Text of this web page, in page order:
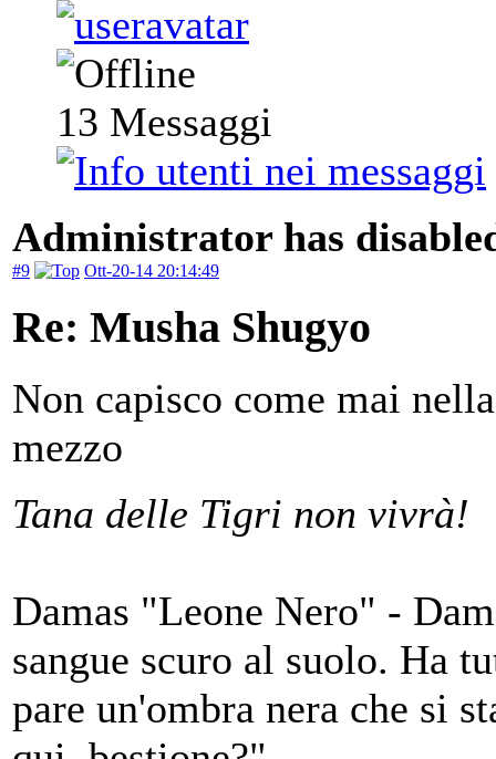
13 Messaggi
Administrator has
#9 Ott-20-14 20:14:49
Re: Musha Shugyo
Non capisco come mai
mezzo
Tana delle Tigri non vivrà!
Damas "Leone Nero" -
sangue scuro al suolo. Ha
pare un'ombra nera che si